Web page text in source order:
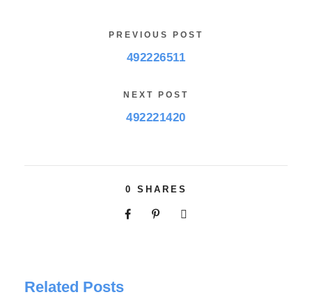
PREVIOUS POST
492226511
NEXT POST
492221420
0 SHARES
Related Posts